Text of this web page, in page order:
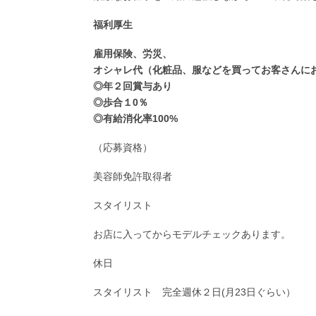
福利厚生
雇用保険、労災、
オシャレ代（化粧品、服などを買ってお客さんに
◎年２回賞与あり
◎歩合１0％
◎有給消化率100%
（応募資格）
美容師免許取得者
スタイリスト
お店に入ってからモデルチェックあります。
休日
スタイリスト 完全週休２日(月23日ぐらい）